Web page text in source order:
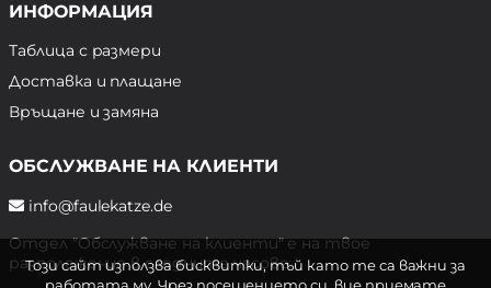
ИНФОРМАЦИЯ
Таблица с размери
Доставка и плащане
Връщане и замяна
ОБСЛУЖВАНЕ НА КЛИЕНТИ
info@faulekatze.de
Отдел "Обслужване на клиенти" е на твое
разположение в следните часове:
Този сайт използва бисквитки, тъй като те са важни за